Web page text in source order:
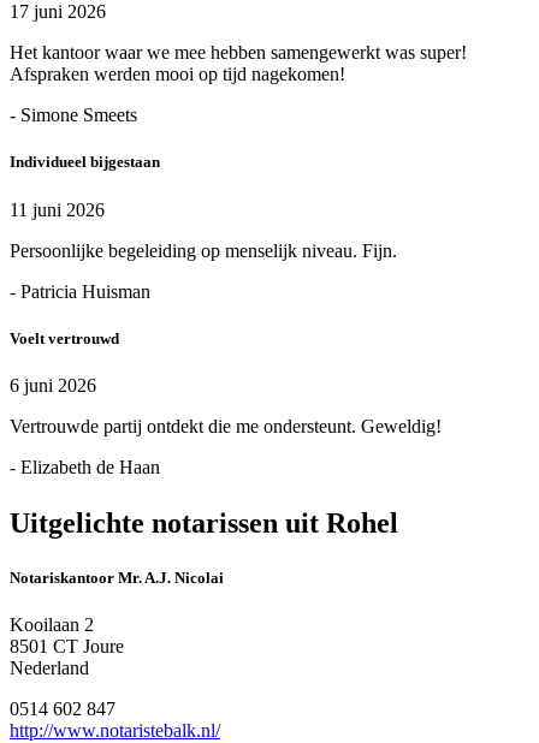
17 juni 2026
Het kantoor waar we mee hebben samengewerkt was super!
Afspraken werden mooi op tijd nagekomen!
- Simone Smeets
Individueel bijgestaan
11 juni 2026
Persoonlijke begeleiding op menselijk niveau. Fijn.
- Patricia Huisman
Voelt vertrouwd
6 juni 2026
Vertrouwde partij ontdekt die me ondersteunt. Geweldig!
- Elizabeth de Haan
Uitgelichte notarissen uit Rohel
Notariskantoor Mr. A.J. Nicolai
Kooilaan 2
8501 CT Joure
Nederland
0514 602 847
http://www.notaristebalk.nl/